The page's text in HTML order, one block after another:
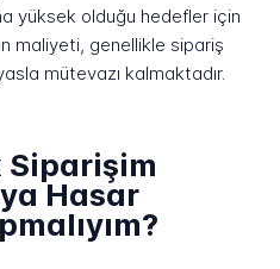
yüksek olduğu hedefler için
maliyeti, genellikle sipariş
mütevazı kalmaktadır.
Siparişim
Hasar